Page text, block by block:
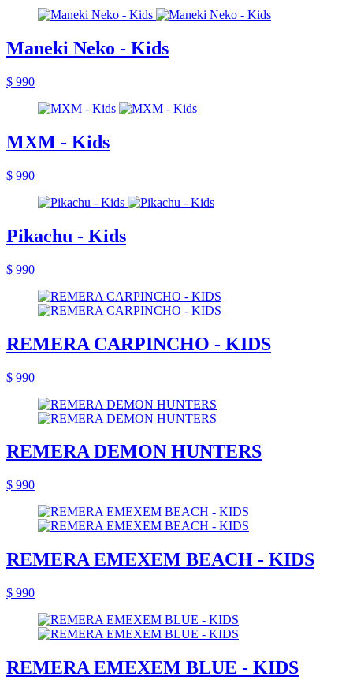
Maneki Neko - Kids
$ 990
MXM - Kids
$ 990
Pikachu - Kids
$ 990
REMERA CARPINCHO - KIDS
$ 990
REMERA DEMON HUNTERS
$ 990
REMERA EMEXEM BEACH - KIDS
$ 990
REMERA EMEXEM BLUE - KIDS